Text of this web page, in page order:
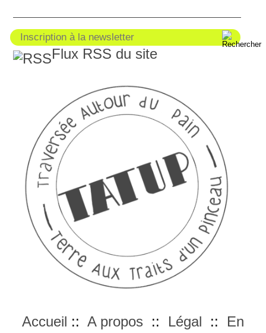
Flux RSS du site
Accueil :: A propos :: Légal :: En